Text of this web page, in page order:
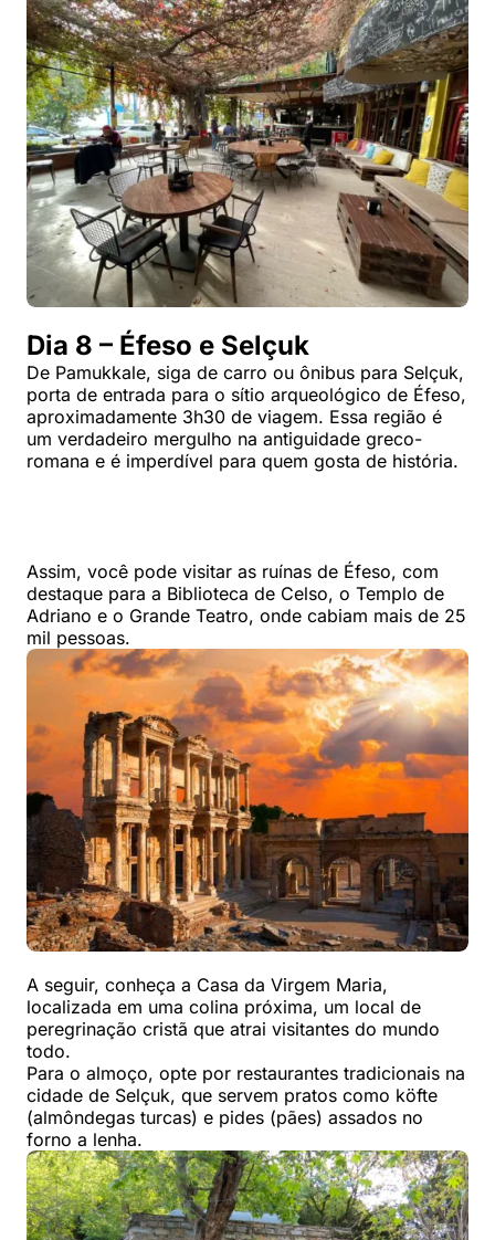
Dia 8 – Éfeso e Selçuk
De Pamukkale, siga de carro ou ônibus para Selçuk,
porta de entrada para o sítio arqueológico de Éfeso,
aproximadamente 3h30 de viagem. Essa região é
um verdadeiro mergulho na antiguidade greco-
romana e é imperdível para quem gosta de história.
Assim, você pode visitar as ruínas de Éfeso, com
destaque para a Biblioteca de Celso, o Templo de
Adriano e o Grande Teatro, onde cabiam mais de 25
mil pessoas.
A seguir, conheça a Casa da Virgem Maria,
localizada em uma colina próxima, um local de
peregrinação cristã que atrai visitantes do mundo
todo.
Para o almoço, opte por restaurantes tradicionais na
cidade de Selçuk, que servem pratos como köfte
(almôndegas turcas) e pides (pães) assados no
forno a lenha.